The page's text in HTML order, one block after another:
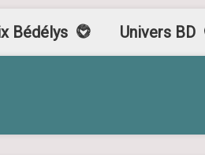
Bédélys Univers BD